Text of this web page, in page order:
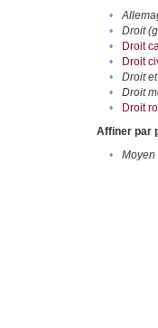
•
•
Droit
•
Droit
•
Droit
•
Droit
•
Droit
•
Droit
Affiner par
•
Moyen